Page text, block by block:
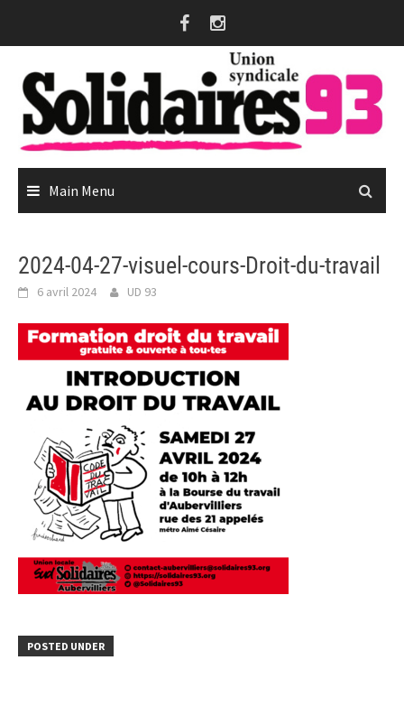
Main Menu
2024-04-27-visuel-cours-Droit-du-travail
6 avril 2024 UD 93
POSTED UNDER